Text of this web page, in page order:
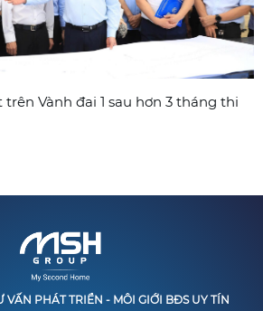
Vành đai 1 sau hơn 3 tháng thi
PHÁT TRIỂN - MÔI GIỚI BĐS UY TÍN